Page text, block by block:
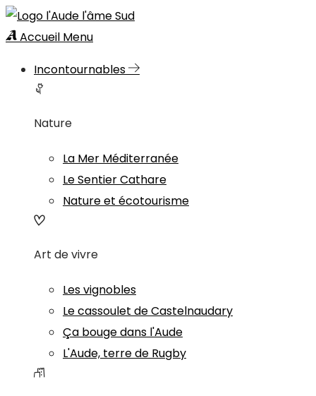
Accueil Menu
Incontournables
Nature
La Mer Méditerranée
Le Sentier Cathare
Nature et écotourisme
Art de vivre
Les vignobles
Le cassoulet de Castelnaudary
Ça bouge dans l'Aude
L'Aude, terre de Rugby